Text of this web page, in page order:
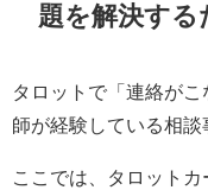
題を解決する
タロットで「連絡が
師が経験している相談
ここでは、タロット